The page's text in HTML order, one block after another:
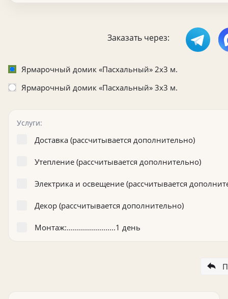
Заказать через:
Ярмарочный домик «Пасхальный» 2x3 м.
Ярмарочный домик «Пасхальный» 3x3 м.
Услуги:
Доставка (рассчитывается дополнительно)
Утепление (рассчитывается дополнительно)
Электрика и освещение (рассчитывается
Декор (рассчитывается дополнительно)
Монтаж:........................1 день